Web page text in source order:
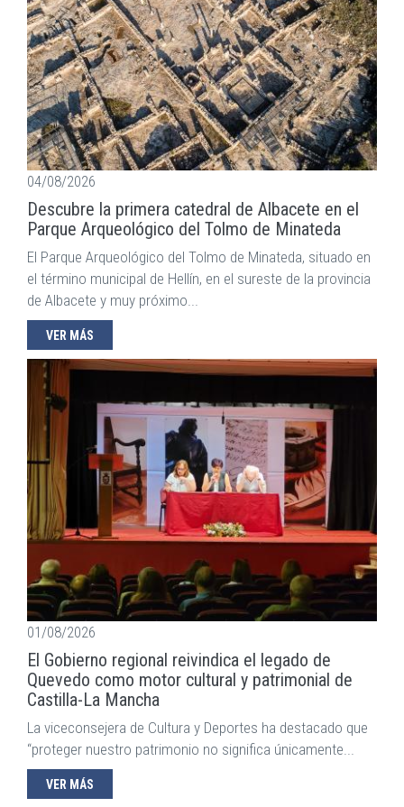
04/08/2026
Descubre la primera catedral de Albacete en el
Parque Arqueológico del Tolmo de Minateda
El Parque Arqueológico del Tolmo de Minateda, situado en
el término municipal de Hellín, en el sureste de la provincia
de Albacete y muy próximo...
VER MÁS
01/08/2026
El Gobierno regional reivindica el legado de
Quevedo como motor cultural y patrimonial de
Castilla-La Mancha
La viceconsejera de Cultura y Deportes ha destacado que
“proteger nuestro patrimonio no significa únicamente...
VER MÁS